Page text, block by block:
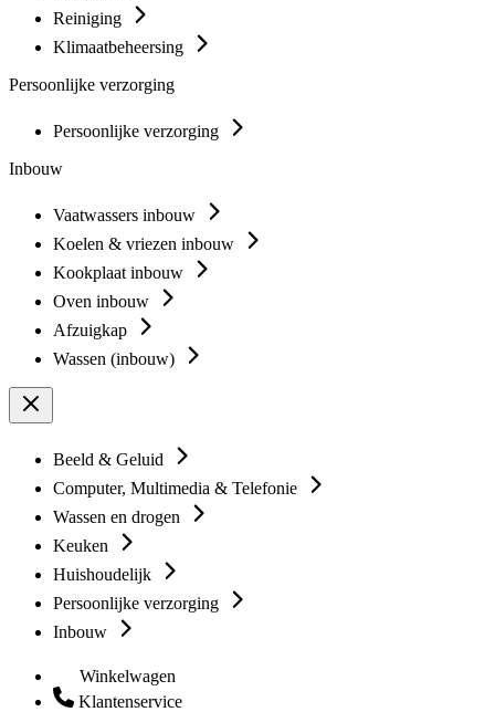
Reiniging
Klimaatbeheersing
Persoonlijke verzorging
Persoonlijke verzorging
Inbouw
Vaatwassers inbouw
Koelen & vriezen inbouw
Kookplaat inbouw
Oven inbouw
Afzuigkap
Wassen (inbouw)
Beeld & Geluid
Computer, Multimedia & Telefonie
Wassen en drogen
Keuken
Huishoudelijk
Persoonlijke verzorging
Inbouw
Winkelwagen
Klantenservice